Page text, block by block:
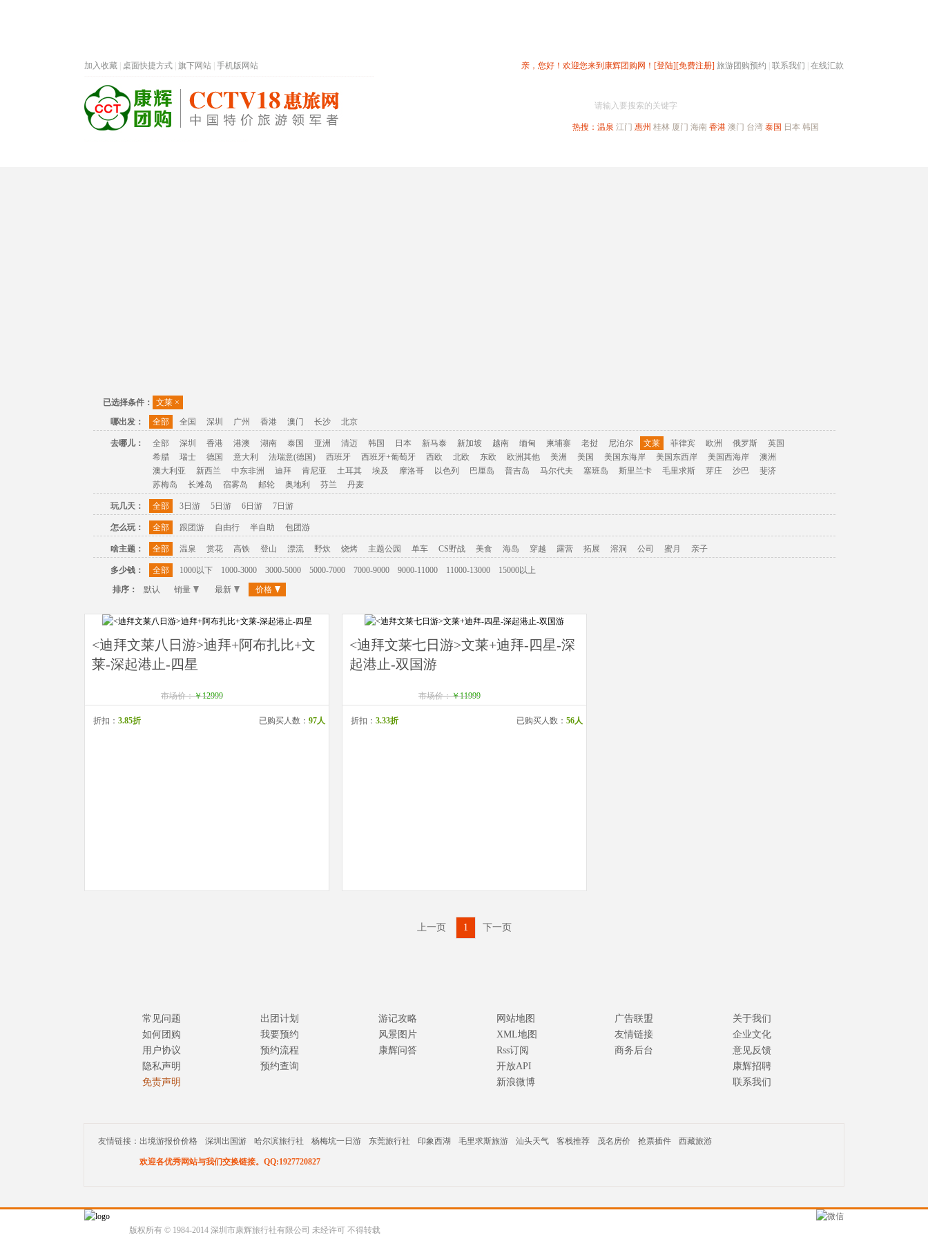
亲，您好！欢迎您来到康辉团购网！ [登陆][免费注册] 旅游团购预约 联系我们 在线汇款
加入收藏 桌面快捷方式 旗下网站 手机版网站
请输入要搜索的关键字
热搜： 温泉 江门 惠州 桂林 厦门 海南 香港 澳门 台湾 泰国 日本 韩国
已选择条件： 文莱 ×
哪出发：
全部 全国 深圳 广州 香港 澳门 长沙 北京
去哪儿： 全部 深圳 香港 港澳 湖南 泰国 亚洲 清迈 韩国 日本 新马泰 新加坡 越南 缅甸 柬埔寨 老挝 尼泊尔 文莱 菲律宾 欧洲 俄罗斯
英国
希腊
瑞士 德国 意大利 法瑞意(德国) 西班牙 西班牙+葡萄牙 西欧 北欧 东欧 欧洲其他 美洲 美国 美国东海岸 美国东西岸 美国西海岸
澳洲
澳大利亚
新西兰 中东非洲 迪拜 肯尼亚 土耳其 埃及 摩洛哥 以色列 巴厘岛 普吉岛 马尔代夫 塞班岛 斯里兰卡 毛里求斯 芽庄 沙巴
斐济
苏梅岛
长滩岛 宿雾岛 邮轮 奥地利 芬兰 丹麦
玩几天： 全部 3日游 5日游 6日游 7日游
怎么玩： 全部 跟团游 自由行 半自助 包团游
啥主题： 全部 温泉 赏花 高铁 登山 漂流 野炊 烧烤 主题公园 单车 CS野战 美食 海岛 穿越 露营 拓展 溶洞 公司 蜜月 亲子
多少钱： 全部 1000以下 1000-3000 3000-5000 5000-7000 7000-9000 9000-11000 11000-13000
15000以上
排序：
默认 销量 最新 价格
<迪拜文莱八日游>迪拜+阿布扎比+文
莱-深起港止-四星
市场价：￥12999
折扣： 3.85折 已购买人数： 97人
<迪拜文莱七日游>文莱+迪拜-四星-深
起港止-双国游
市场价：￥11999
折扣： 3.33折 已购买人数： 56人
上一页 1 下一页
常见问题
如何团购
用户协议
隐私声明
免责声明
出团计划
我要预约
预约流程
预约查询
游记攻略
风景图片
康辉问答
网站地图
XML地图
Rss订阅
开放API
新浪微博
广告联盟
友情链接
商务后台
关于我们
企业文化
意见反馈
康辉招聘
联系我们
友情链接： 出境游报价价格 深圳出国游 哈尔滨旅行社 杨梅坑一日游 东莞旅行社 印象西湖 毛里求斯旅游 汕头天气 客栈推荐 茂名房价 抢票插件 西藏旅游
欢迎各优秀网站与我们交换链接。QQ:1927720827
版权所有 © 1984-2014 深圳市康辉旅行社有限公司 未经许可 不得转载